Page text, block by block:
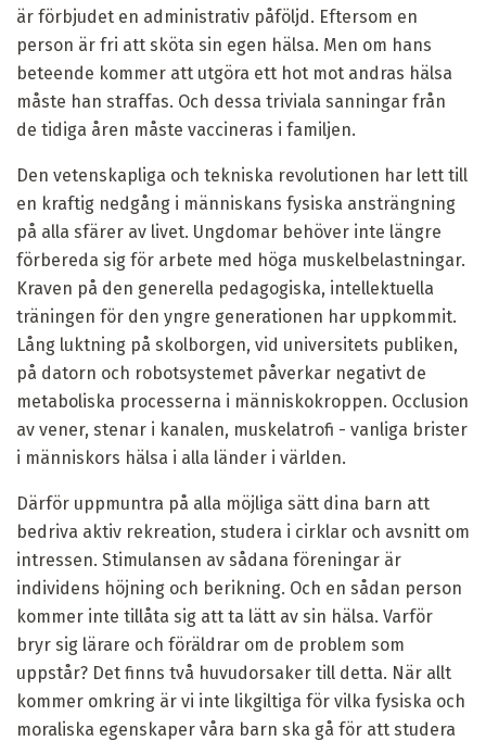
är förbjudet en administrativ påföljd. Eftersom en
person är fri att sköta sin egen hälsa. Men om hans
beteende kommer att utgöra ett hot mot andras hälsa
måste han straffas. Och dessa triviala sanningar från
de tidiga åren måste vaccineras i familjen.
Den vetenskapliga och tekniska revolutionen har lett till
en kraftig nedgång i människans fysiska ansträngning
på alla sfärer av livet. Ungdomar behöver inte längre
förbereda sig för arbete med höga muskelbelastningar.
Kraven på den generella pedagogiska, intellektuella
träningen för den yngre generationen har uppkommit.
Lång luktning på skolborgen, vid universitets publiken,
på datorn och robotsystemet påverkar negativt de
metaboliska processerna i människokroppen. Occlusion
av vener, stenar i kanalen, muskelatrofi - vanliga brister
i människors hälsa i alla länder i världen.
Därför uppmuntra på alla möjliga sätt dina barn att
bedriva aktiv rekreation, studera i cirklar och avsnitt om
intressen. Stimulansen av sådana föreningar är
individens höjning och berikning. Och en sådan person
kommer inte tillåta sig att ta lätt av sin hälsa. Varför
bryr sig lärare och föräldrar om de problem som
uppstår? Det finns två huvudorsaker till detta. När allt
kommer omkring är vi inte likgiltiga för vilka fysiska och
moraliska egenskaper våra barn ska gå för att studera